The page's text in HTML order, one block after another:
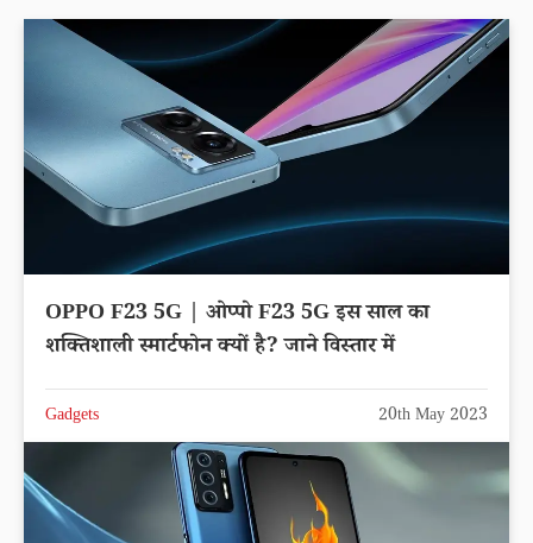
OPPO F23 5G | ओप्पो F23 5G इस साल का
शक्तिशाली स्मार्टफोन क्यों है? जाने विस्तार में
Gadgets 20th May 2023